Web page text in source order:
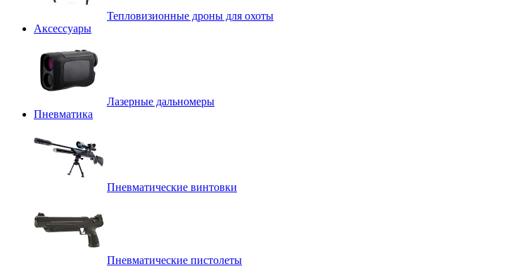
Тепловизионные дроны для охоты
Аксессуары
Лазерные дальномеры
Пневматика
Пневматические винтовки
Пневматические пистолеты